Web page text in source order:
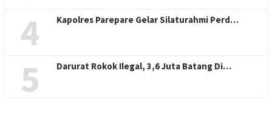
4 Kapolres Parepare Gelar Silaturahmi Perd…
5 Darurat Rokok Ilegal, 3,6 Juta Batang Di…